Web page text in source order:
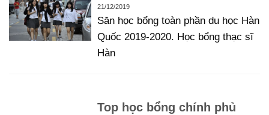
21/12/2019
Săn học bổng toàn phần du học Hàn
Quốc 2019-2020. Học bổng thạc sĩ
Hàn
Top học bổng chính phủ